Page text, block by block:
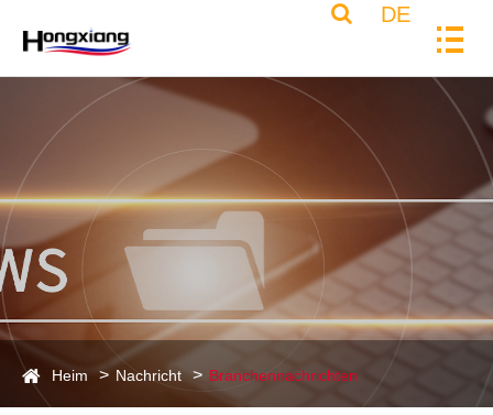
DE
Heim Nachricht Branchennachrichten